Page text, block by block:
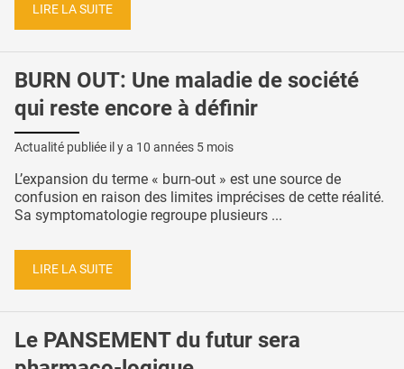
LIRE LA SUITE
BURN OUT: Une maladie de société
qui reste encore à définir
Actualité publiée il y a 10 années 5 mois
L’expansion du terme « burn-out » est une source de
confusion en raison des limites imprécises de cette réalité.
Sa symptomatologie regroupe plusieurs ...
LIRE LA SUITE
Le PANSEMENT du futur sera